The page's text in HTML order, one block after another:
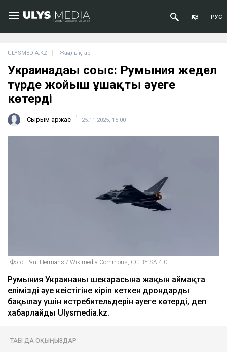
ҚАЗ РУС
ULYSMEDIA.KZ Жаңалықтар
Украинадағы соғыс: Румыния жедел
түрде жойғыш ұшақты әуеге
көтерді
Сырым Қаржас 25.11.2025, 15:00
Фото: Paul Hermans / Wikimedia Commons, CC BY-SA 4.0
Румыния Украинаның шекарасына жақын аймақта
еліміздің әуе кеңістігіне кіріп кеткен дрондарды
бақылау үшін истребительдерін әуеге көтерді, деп
хабарлайды Ulysmedia.kz.
ТАҒЫ ДА ОҚЫҢЫЗДАР